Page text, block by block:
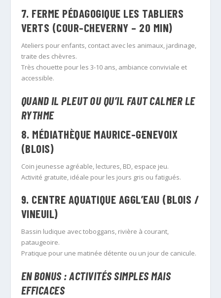
7. FERME PÉDAGOGIQUE LES TABLIERS
VERTS (COUR-CHEVERNY – 20 MIN)
Ateliers pour enfants, contact avec les animaux, jardinage,
traite des chèvres.
Très chouette pour les 3-10 ans, ambiance conviviale et
accessible.
QUAND IL PLEUT OU QU’IL FAUT CALMER LE
RYTHME
8. MÉDIATHÈQUE MAURICE-GENEVOIX
(BLOIS)
Coin jeunesse agréable, lectures, BD, espace jeu.
Activité gratuite, idéale pour les jours gris ou fatigués.
9. CENTRE AQUATIQUE AGGL’EAU (BLOIS /
VINEUIL)
Bassin ludique avec toboggans, rivière à courant,
pataugeoire.
Pratique pour une matinée détente ou un jour de canicule.
EN BONUS : ACTIVITÉS SIMPLES MAIS
EFFICACES